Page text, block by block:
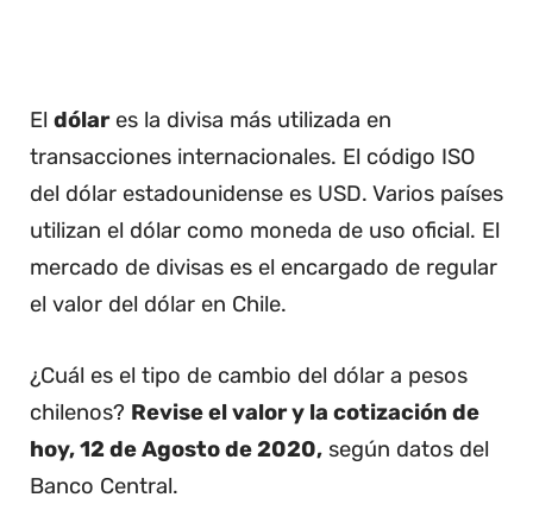
El dólares la divisa más utilizada en
transacciones internacionales. El código ISO
del dólar estadounidense es USD. Varios países
utilizan el dólar como moneda de uso oficial. El
mercado de divisas es el encargado de regular
el valor del dólar en Chile.
¿Cuál es el tipo de cambio del dólar a pesos
chilenos? Revise el valor y la cotización de
hoy, 12 de Agosto de 2020, según datos del
Banco Central.